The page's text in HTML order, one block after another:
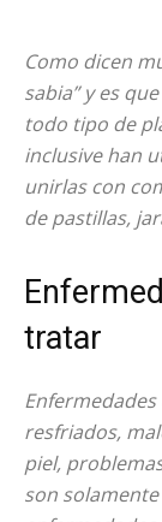
Como dicen
sabia” y es
todo tipo de
inclusive han
unirlas con
de pastillas,
tratar
resfriados,
piel,
son